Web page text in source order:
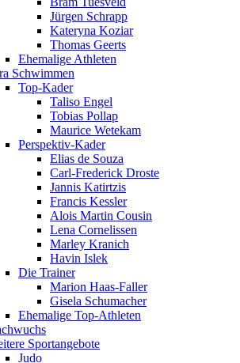
Jürgen Schrapp
Kateryna Koziar
Thomas Geerts
Ehemalige Athleten
Schwimmen
Top-Kader
Taliso Engel
Tobias Pollap
Maurice Wetekam
Perspektiv-Kader
Elias de Souza
Carl-Frederick Droste
Jannis Katirtzis
Francis Kessler
Alois Martin Cousin
Lena Cornelissen
Marley Kranich
Havin Islek
Die Trainer
Marion Haas-Faller
Gisela Schumacher
Ehemalige Top-Athleten
Sportangebote
Judo